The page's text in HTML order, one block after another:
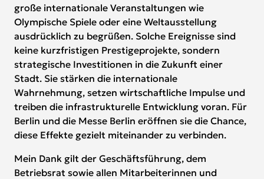
große internationale Veranstaltungen wie
Olympische Spiele oder eine Weltausstellung
ausdrücklich zu begrüßen. Solche Ereignisse sind
keine kurzfristigen Prestigeprojekte, sondern
strategische Investitionen in die Zukunft einer
Stadt. Sie stärken die internationale
Wahrnehmung, setzen wirtschaftliche Impulse und
treiben die infrastrukturelle Entwicklung voran. Für
Berlin und die Messe Berlin eröffnen sie die Chance,
diese Effekte gezielt miteinander zu verbinden.
Mein Dank gilt der Geschäftsführung, dem
Betriebsrat sowie allen Mitarbeiterinnen und